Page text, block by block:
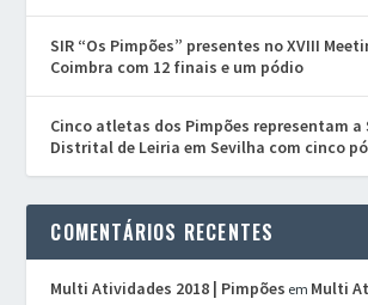
SIR “Os Pimpões” presentes no XVIII
Coimbra com 12 finais e um pódio
Cinco atletas dos Pimpões representam a
Distrital de Leiria em Sevilha com cinco
COMENTÁRIOS RECENTES
Multi Atividades 2018 | Pimpões em Multi